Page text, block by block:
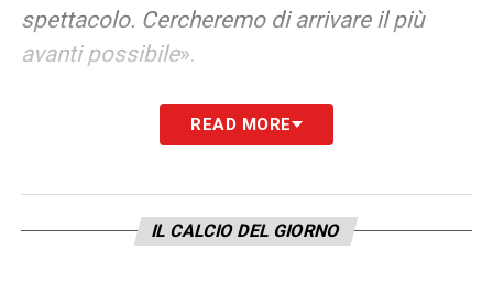
spettacolo. Cercheremo di arrivare il più
avanti possibile».
L’INTERVISTA INTEGRALE A LOCATELLI SU
JUVENTUS NEWS 24
LA PLAYLIST DELLE NOSTRE TOP NEWS
READ MORE
IL CALCIO DEL GIORNO